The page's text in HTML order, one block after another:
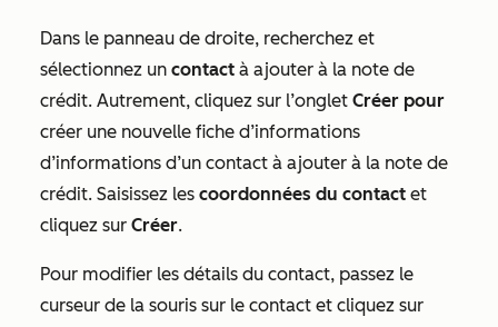
Dans le panneau de droite, recherchez et
sélectionnez un contact à ajouter à la note de
crédit. Autrement, cliquez sur l’onglet Créer pour
créer une nouvelle fiche d’informations
d’informations d’un contact à ajouter à la note de
crédit. Saisissez les coordonnées du contact et
cliquez sur Créer.
Pour modifier les détails du contact, passez le
curseur de la souris sur le contact et cliquez sur